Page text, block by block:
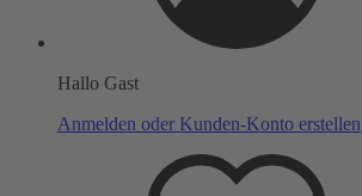
Hallo Gast
Anmelden oder Kunden-Konto erstellen